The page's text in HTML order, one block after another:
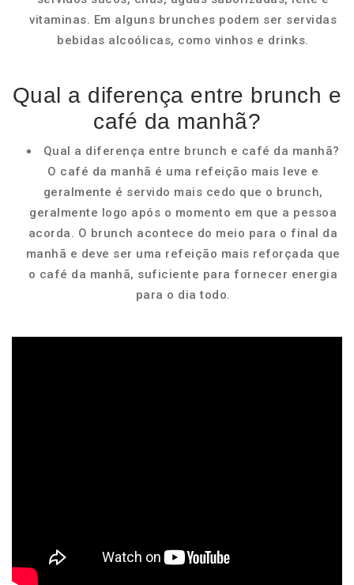
vitaminas. Em alguns brunches podem ser servidas
bebidas alcoólicas, como vinhos e drinks.
Qual a diferença entre brunch e
café da manhã?
Qual a diferença entre brunch e café da manhã?
O café da manhã é uma refeição mais leve e
geralmente é servido mais cedo que o brunch,
geralmente logo após o momento em que a pessoa
acorda. O brunch acontece do meio para o final da
manhã e deve ser uma refeição mais reforçada que
o café da manhã, suficiente para fornecer energia
para o dia todo.